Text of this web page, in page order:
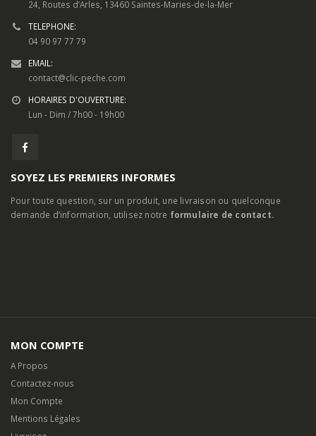
24, Routes d’Arles, 13460 Saintes-Maries-de-la-Mer
TELEPHONE:
04 90 97 77 79
EMAIL:
contact@clic-peche.com
HORAIRES D'OUVERTURE:
Lun - Dim / 7h00 - 19h00
SOYEZ LES PREMIERS INFORMES
Pour toute question, sur un produit, une livraison ou quelconque
demande d’information, utilisez notre formulaire de contact.
MON COMPTE
A Propos
Contactez-nous
Mon Compte
Mentions Légales